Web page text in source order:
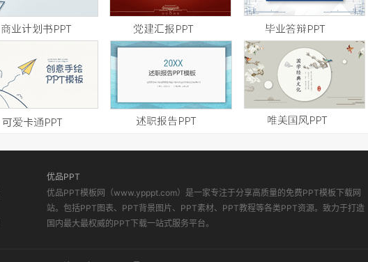
优品PPT
优品PPT模板网（www.ypppt.com）是一家专注于分享高质量的免费PPT模板下载网
站。包括PPT图表、PPT背景图片、PPT素材、PPT教程等各类PPT资源。致力于打造
国内最大最权威的PPT下载一站式服务平台。